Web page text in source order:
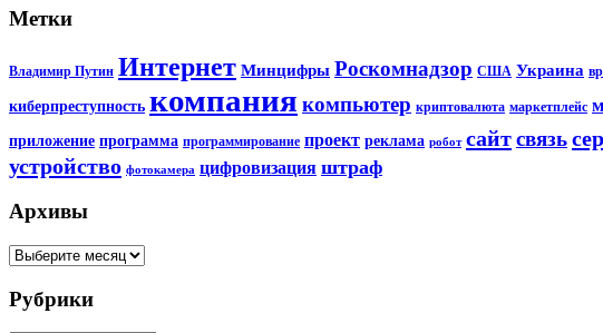
Метки
Владимир Путин Интернет Минцифры Роскомнадзор США Украина
киберпреступность компания компьютер криптовалюта маркетплейс
приложение программа программирование проект реклама робот сайтсвязь
устройство фотокамера цифровизация штраф
Архивы
Архивы
Рубрики